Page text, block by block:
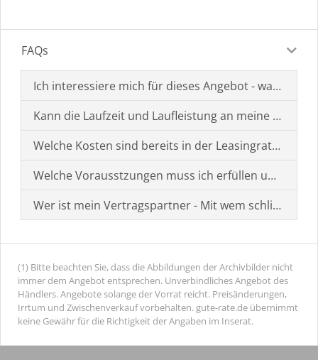
FAQs
Ich interessiere mich für dieses Angebot - was muss
Kann die Laufzeit und Laufleistung an meine
Welche Kosten sind bereits in der Leasingrate
Welche Vorausstzungen muss ich erfüllen um einen
Wer ist mein Vertragspartner - Mit wem schließe ich
(1) Bitte beachten Sie, dass die Abbildungen der Archivbilder nicht
immer dem Angebot entsprechen. Unverbindliches Angebot des
Händlers. Angebote solange der Vorrat reicht. Preisänderungen,
Irrtum und Zwischenverkauf vorbehalten. gute-rate.de übernimmt
keine Gewähr für die Richtigkeit der Angaben im Inserat.